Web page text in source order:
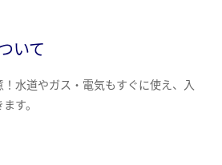
いて
水道やガス・電気もすぐに使え、入
す。